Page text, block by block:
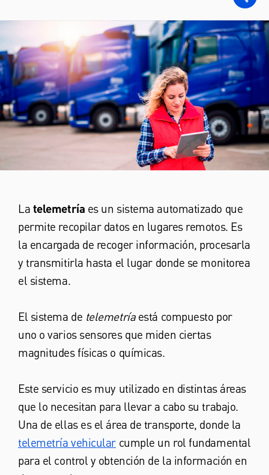
La telemetría es un sistema automatizado que
permite recopilar datos en lugares remotos. Es
la encargada de recoger información, procesarla
y transmitirla hasta el lugar donde se monitorea
el sistema.
El sistema de telemetríaestá compuesto por
uno o varios sensores que miden ciertas
magnitudes físicas o químicas.
Este servicio es muy utilizado en distintas áreas
que lo necesitan para llevar a cabo su trabajo.
Una de ellas es el área de transporte, donde la
telemetría vehicular cumple un rol fundamental
para el control y obtención de la información en